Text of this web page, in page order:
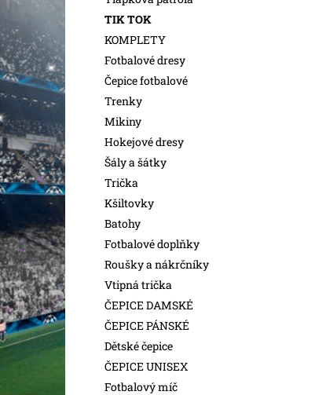
TIK TOK
KOMPLETY
Fotbalové dresy
Čepice fotbalové
Trenky
Mikiny
Hokejové dresy
Šály a šátky
Trička
Kšiltovky
Batohy
Fotbalové doplňky
Roušky a nákrčníky
Vtipná trička
ČEPICE DAMSKÉ
ČEPICE PÁNSKÉ
Dětské čepice
ČEPICE UNISEX
Fotbalový míč